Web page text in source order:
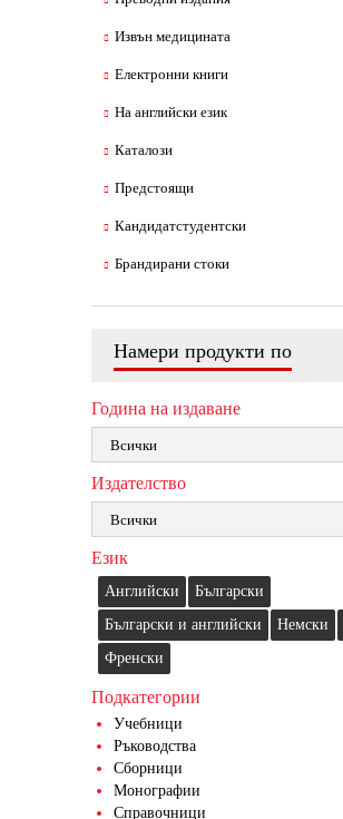
Извън медицината
Електронни книги
На английски език
Каталози
Предстоящи
Кандидатстудентски
Брандирани стоки
Намери продукти по
Година на издаване
Издателство
Език
Английски
Български
Български и английски
Немски
Френски
Подкатегории
Учебници
Ръководства
Сборници
Монографии
Справочници